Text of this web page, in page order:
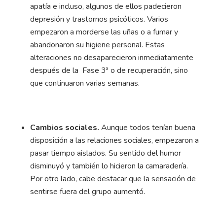
apatía e incluso, algunos de ellos padecieron
depresión y trastornos psicóticos. Varios
empezaron a morderse las uñas o a fumar y
abandonaron su higiene personal. Estas
alteraciones no desaparecieron inmediatamente
después de la Fase 3ª o de recuperación, sino
que continuaron varias semanas.
Cambios sociales. Aunque todos tenían buena
disposición a las relaciones sociales, empezaron a
pasar tiempo aislados. Su sentido del humor
disminuyó y también lo hicieron la camaradería.
Por otro lado, cabe destacar que la sensación de
sentirse fuera del grupo aumentó.